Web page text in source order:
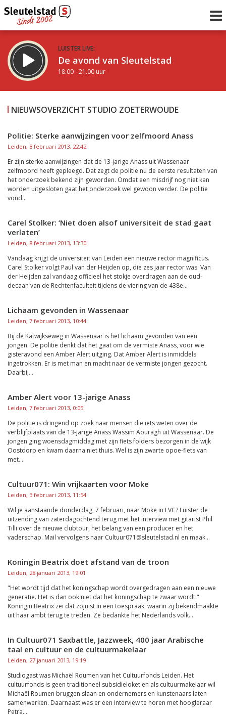
LUISTER LIVE:
De avond van Sleutelstad
18.00 - 21.00 uur
De avond met Lucas Boogaard
Inklappen
NIEUWSOVERZICHT STUDIO ZOETERWOUDE
Politie: Sterke aanwijzingen voor zelfmoord Anass
Leiden, 8 februari 2013, 22:42
Er zijn sterke aanwijzingen dat de 13-jarige Anass uit Wassenaar
zelfmoord heeft gepleegd. Dat zegt de politie nu de eerste resultaten van
het onderzoek bekend zijn geworden. Omdat een misdrijf nog niet kan
worden uitgesloten gaat het onderzoek wel gewoon verder. De politie
vond...
Carel Stolker: ‘Niet doen alsof universiteit de stad gaat
verlaten’
Leiden, 8 februari 2013, 13:30
Vandaag krijgt de universiteit van Leiden een nieuwe rector magnificus.
Carel Stolker volgt Paul van der Heijden op, die zes jaar rector was. Van
der Heijden zal vandaag officieel het stokje overdragen aan de oud-
decaan van de Rechtenfaculteit tijdens de viering van de 438e...
Lichaam gevonden in Wassenaar
Leiden, 7 februari 2013, 10:44
Bij de Katwijkseweg in Wassenaar is het lichaam gevonden van een
jongen. De politie denkt dat het gaat om de vermiste Anass, voor wie
gisteravond een Amber Alert uitging. Dat Amber Alert is inmiddels
ingetrokken. Er is met man en macht naar de vermiste jongen gezocht.
Daarbij...
Amber Alert voor 13-jarige Anass
Leiden, 7 februari 2013, 0:05
De politie is dringend op zoek naar mensen die iets weten over de
verblijfplaats van de 13-jarige Anass Wassim Aouragh uit Wassenaar. De
jongen ging woensdagmiddag met zijn fiets folders bezorgen in de wijk
Oostdorp en kwam daarna niet thuis. Wel is zijn zwarte opoe-fiets van
met...
Cultuur071: Win vrijkaarten voor Moke
Leiden, 3 februari 2013, 11:54
Wil je aanstaande donderdag, 7 februari, naar Moke in LVC? Luister de
uitzending van zaterdagochtend terug met het interview met gitarist Phil
Tilli over de nieuwe clubtour, het belang van een producer en het
vaderschap. Mail vervolgens naar Cultuur071@sleutelstad.nl en maak...
Koningin Beatrix doet afstand van de troon
Leiden, 28 januari 2013, 19:01
"Het wordt tijd dat het koningschap wordt overgedragen aan een nieuwe
generatie. Het is dan ook niet dat het koningschap te zwaar wordt."
Koningin Beatrix zei dat zojuist in een toespraak, waarin zij bekendmaakte
uit haar ambt terug te treden. Ze bedankte het Nederlands volk...
In Cultuur071 Saxbattle, Jazzweek, 400 jaar Arabische
taal en cultuur en de cultuurmakelaar
Leiden, 27 januari 2013, 19:19
Studiogast was Michaël Roumen van het Cultuurfonds Leiden. Het
cultuurfonds is geen traditioneel subsidieloket en als cultuurmakelaar wil
Michaël Roumen bruggen slaan en ondernemers en kunstenaars laten
samenwerken. Daarnaast was er een interview te horen met hoogleraar
Petra...